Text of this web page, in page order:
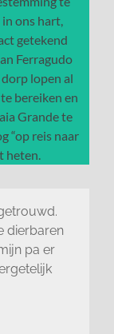
ons hart,
getekend
Ferragudo
lopen al
bereiken en
Grande te
“op reis naar
heten.
dierbaren
pa er